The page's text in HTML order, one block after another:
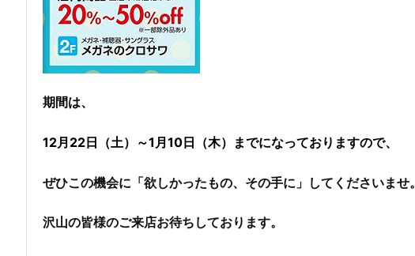
期間は、
12月22日（土）～1月10日（木）までになっておりますので、
ぜひこの機会に「欲しかったもの、その手に」してくださいませ。
沢山の皆様のご来店お待ちしております。